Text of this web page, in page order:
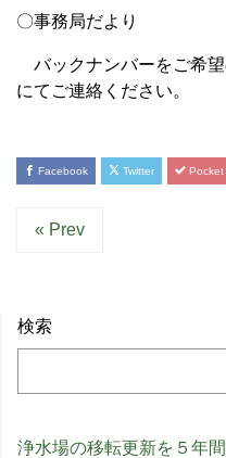
〇事務局だより
バックナンバーをご希望
にてご連絡ください。
Facebook Twitter Pocket
« Prev
検索
浄水場の移転更新を５年